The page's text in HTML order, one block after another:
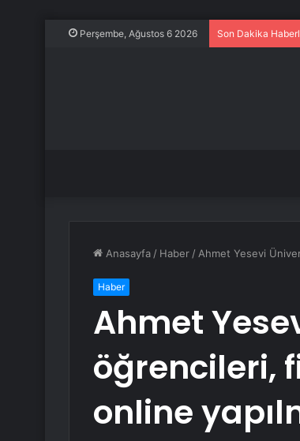
Perşembe, Ağustos 6 2026 Son Dakika
Anasayfa / Haber / Ahmet Yesevi
Haber
Ahmet
öğrencileri,
online